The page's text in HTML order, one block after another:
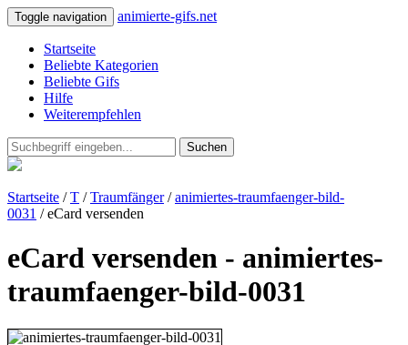
Toggle navigation animierte-gifs.net
Startseite
Beliebte Kategorien
Beliebte Gifs
Hilfe
Weiterempfehlen
Suchen
Startseite /T /Traumfänger/animiertes-traumfaenger-bild-
0031 / eCard versenden
eCard versenden - animiertes-
traumfaenger-bild-0031